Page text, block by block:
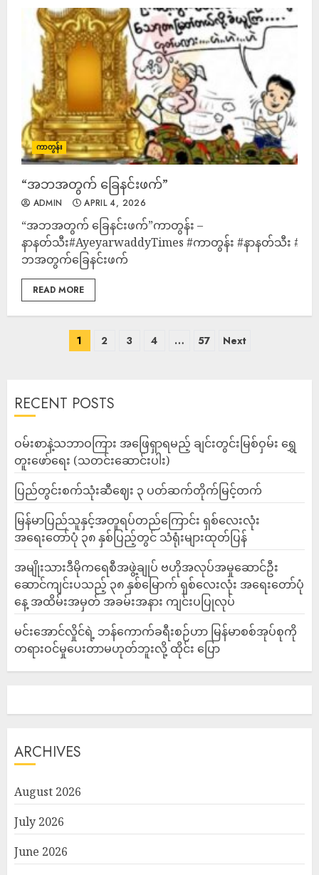
ကာတွန်း
“အဘအတွက် ခြေနင်းဖက်”
ADMIN APRIL 4, 2026
“အဘအတွက် ခြေနင်းဖက်”ကာတွန်း –
နာနတ်သီး#AyeyarwaddyTimes #ကာတွန်း #နာနတ်သီး #အ
ဘအတွက်ခြေနင်းဖက်
READ MORE
1 2 3 4 … 57 Next
RECENT POSTS
ဝမ်းစာနဲ့သဘာဝကြား အဖြေရှာရမည့် ချင်းတွင်းမြစ်ဝှမ်း ရွှေ
တူးဖော်ရေး (သတင်းဆောင်းပါး)
ပြည်တွင်းစက်သုံးဆီဈေး ၃ ပတ်ဆက်တိုက်မြင့်တက်
မြန်မာပြည်သူနှင့်အတူရပ်တည်ကြောင်း ရှစ်လေးလုံး
အရေးတော်ပုံ ၃၈ နှစ်ပြည့်တွင် သံရုံးများထုတ်ပြန်
အမျိုးသားဒီမိုကရေစီအဖွဲ့ချုပ် ဗဟိုအလုပ်အမှုဆောင်ဦး
ဆောင်ကျင်းပသည့် ၃၈ နှစ်မြောက် ရှစ်လေးလုံး အရေးတော်ပုံ
နေ့ အထိမ်းအမှတ် အခမ်းအနား ကျင်းပပြုလုပ်
မင်းအောင်လှိုင်ရဲ့ ဘန်ကောက်ခရီးစဉ်ဟာ မြန်မာစစ်အုပ်စုကို
တရားဝင်မှုပေးတာမဟုတ်ဘူးလို့ ထိုင်း ပြော
ARCHIVES
August 2026
July 2026
June 2026